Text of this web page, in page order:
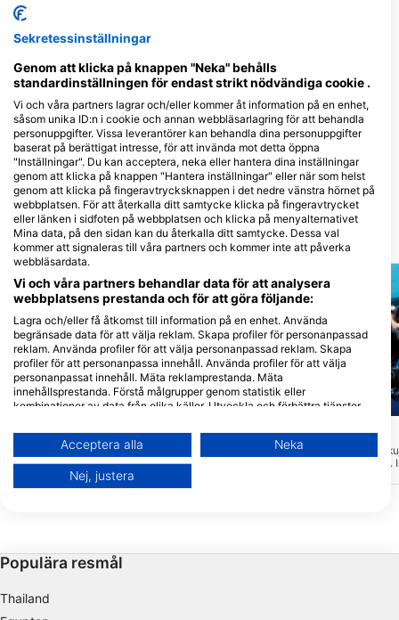
Dykcenter som serverar denna
dykplats
Mariposa Diving@Pandan
Island
Pandan Island Dive Resort, 5104
Sablayan, Mindoro - Filippiner
Närliggande Dykplatser
Aqualung
Corner(★4.6)
Denna dykplats på den sydvästra sidan
av Pandan Island består av en brant
sluttning med enstaka stora stenar och
raviner som ger skydd åt ett brett utbud
meter.
Mares
House Reef(★4.4)
Perfekt för nybörjare,
uppvärmningsdykning.
olika korallfiskar.
Populära resmål
Thailand
Sekretessinställningar
Genom att klicka på knappen "Neka" behålls
standardinställningen för endast strikt nödvändiga cookie .
Vi och våra partners lagrar och/eller kommer åt information på en enhet,
såsom unika ID:n i cookie och annan webbläsarlagring för att behandla
personuppgifter. Vissa leverantörer kan behandla dina personuppgifter
baserat på berättigat intresse, för att invända mot detta öppna
"Inställningar". Du kan acceptera, neka eller hantera dina inställningar
genom att klicka på knappen "Hantera inställningar" eller när som helst
genom att klicka på fingeravtrycksknappen i det nedre vänstra hörnet på
webbplatsen. För att återkalla ditt samtycke klicka på fingeravtrycket
eller länken i sidfoten på webbplatsen och klicka på menyalternativet
Mina data, på den sidan kan du återkalla ditt samtycke. Dessa val
kommer att signaleras till våra partners och kommer inte att påverka
webbläsardata.
Vi och våra partners behandlar data för att analysera
webbplatsens prestanda och för att göra följande:
Lagra och/eller få åtkomst till information på en enhet. Använda
begränsade data för att välja reklam. Skapa profiler för personanpassad
reklam. Använda profiler för att välja personanpassad reklam. Skapa
profiler för att personanpassa innehåll. Använda profiler för att välja
personanpassat innehåll. Mäta reklamprestanda. Mäta
innehållsprestanda. Förstå målgrupper genom statistik eller
kombinationer av data från olika källor. Utveckla och förbättra tjänster.
Du hittar mer information om hur Google använder data här:
https://business.safety.google/privacy/
Data kan delas utanför EU och skickas till USA.
Ditt samtycke och cookie gäller endast denna webbplats/app.
IAB:s ändamål med behandlingen:
en enhet
Acceptera alla Neka
Nej, justera